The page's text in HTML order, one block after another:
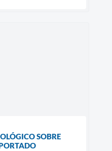
SOBRE